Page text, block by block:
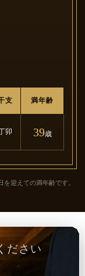
支 満年齢
卯 39歳
迎えての満年齢です。
ださい